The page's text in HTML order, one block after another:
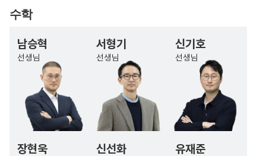
수학
남승혁
선생님
서형기
선생님
신기호
선생님
장현욱 신선화 유재준